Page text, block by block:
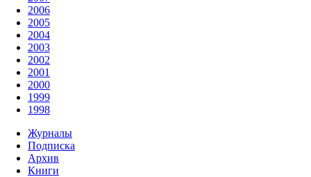
2006
2005
2004
2003
2002
2001
2000
1999
1998
Журналы
Подписка
Архив
Книги